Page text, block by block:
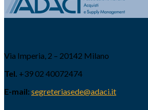
Via Imperia, 2 – 20142 Milano
Tel. +39 02 40072474
E-mail: segreteriasede@adaci.it